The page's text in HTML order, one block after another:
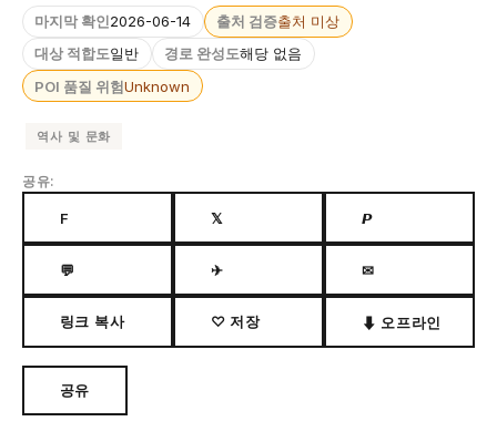
마지막 확인2026-06-14 출처 검증출처 미상
대상 적합도일반 경로 완성도해당 없음
POI 품질 위험Unknown
역사 및 문화
공유:
F 𝕏 𝙋
💬 ✈ ✉
링크 복사 ♡ 저장 ⬇ 오프라인
공유